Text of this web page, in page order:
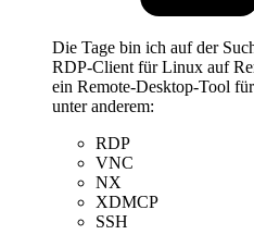
Die Tage bin ich auf der
RDP-Client für Linux auf
ein Remote-Desktop-Tool
unter anderem:
RDP
VNC
NX
XDMCP
SSH